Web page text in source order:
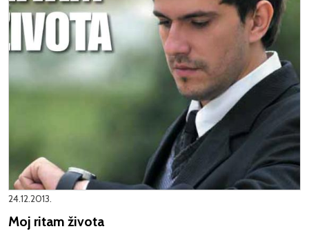
24.12.2013.
Moj ritam života